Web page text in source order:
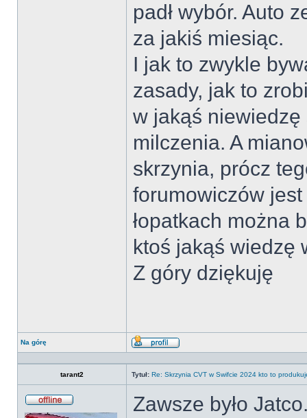
padł wybór. Auto
za jakiś miesiąc.
I jak to zwykle
zasady, jak to
w jakąś
milczenia. A
skrzynia, prócz
forumowiczów
łopatkach można
ktoś jakąś wiedzę
Z góry dziękuję
Na górę
Wyświetl
tarant2
Tytuł: Re: Skrzynia CVT w Swifcie 2024 kto to
Zawsze było